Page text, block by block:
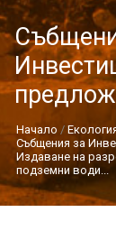
Начало
Събщения за
Издаване на
подземни води...